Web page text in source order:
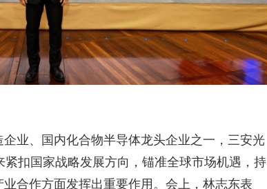
业、国内化合物半导体龙头企业之一，三安光
扣国家战略发展方向，锚准全球市场机遇，持
合作方面发挥出重要作用。会上，林志东表